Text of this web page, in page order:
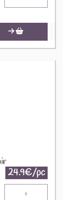
24.9€/pc
+